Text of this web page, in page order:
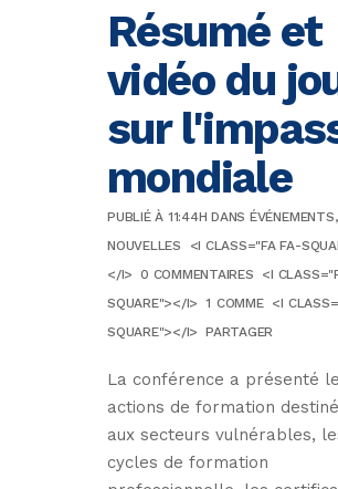
Résumé et
vidéo du
sur
mondiale
PUBLIÉ À 11:44H DANS ÉVÉNEMENTS,
NOUVELLES
<I CLASS="FA FA-
</I> 0 COMMENTAIRES
<I
SQUARE"></I> 1 COMME <I
SQUARE"></I> PARTAGER
La conférence a présenté
actions de formation
aux secteurs vulnérables,
cycles de formation